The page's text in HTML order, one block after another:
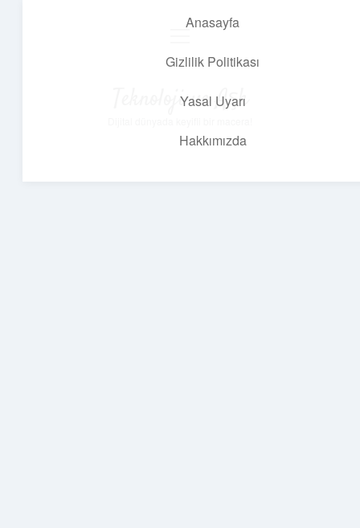
Anasayfa
Gizlilik Politikası
Yasal Uyarı
Hakkımızda
Teknoloji ve Aşk